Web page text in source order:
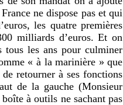
ne dispose pas et qui
les quatre premières
milliards d’euros. Et on
tous les ans pour culminer
« à la marinière » que
retourner à ses fonctions
de la gauche (Monsieur
à outils ne sachant pas